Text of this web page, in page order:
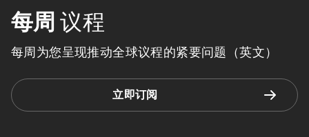
每周 议程
每周为您呈现推动全球议程的紧要问题（英文）
立即订阅